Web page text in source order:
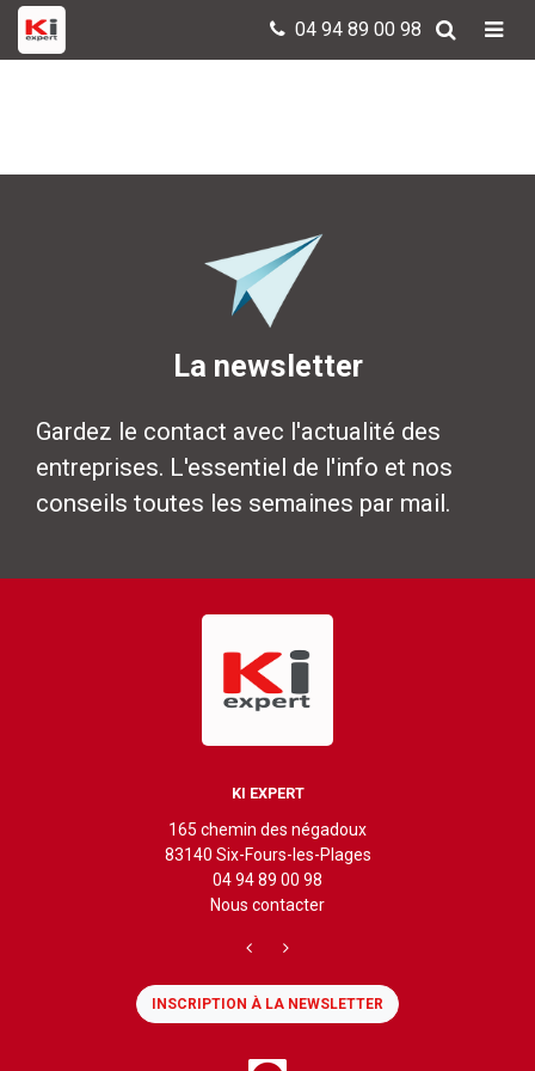
04 94 89 00 98
La newsletter
Gardez le contact avec l'actualité des
entreprises. L'essentiel de l'info et nos
conseils toutes les semaines par mail.
KI EXPERT
165 chemin des négadoux
83140 Six-Fours-les-Plages
04 94 89 00 98
Nous contacter
INSCRIPTION À LA NEWSLETTER